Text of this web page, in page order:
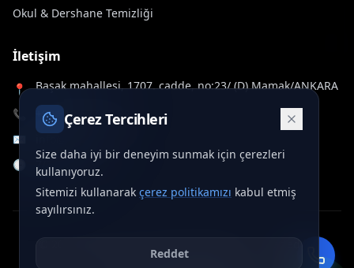
Okul & Dershane Temizliği
İletişim
📍
Başak mahallesi, 1707. cadde, no:23/ (D) Mamak/ANKARA
📞
+90 312 577 60 32
✉️
🕒
7/24 Hizmet
crafted by
ONURCAN SÖNMEZ
Çerez Tercihleri
Size daha iyi bir deneyim sunmak için çerezleri
kullanıyoruz.
Sitemizi kullanarak çerez politikamızı kabul etmiş
sayılırsınız.
Reddet